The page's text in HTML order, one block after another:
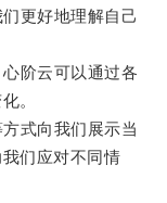
更好地理解自己
阶云可以通过各
。
式向我们展示当
们应对不同情